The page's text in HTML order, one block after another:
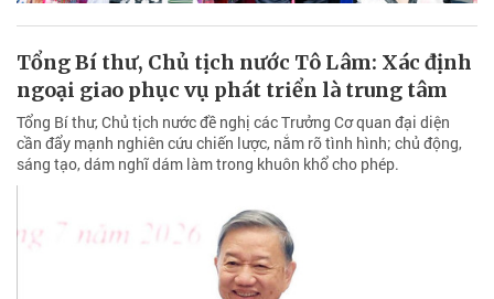
Tổng Bí thư, Chủ tịch nước Tô Lâm: Xác định
ngoại giao phục vụ phát triển là trung tâm
Tổng Bí thư, Chủ tịch nước đề nghị các Trưởng Cơ quan đại diện
cần đẩy mạnh nghiên cứu chiến lược, nắm rõ tình hình; chủ động,
sáng tạo, dám nghĩ dám làm trong khuôn khổ cho phép.